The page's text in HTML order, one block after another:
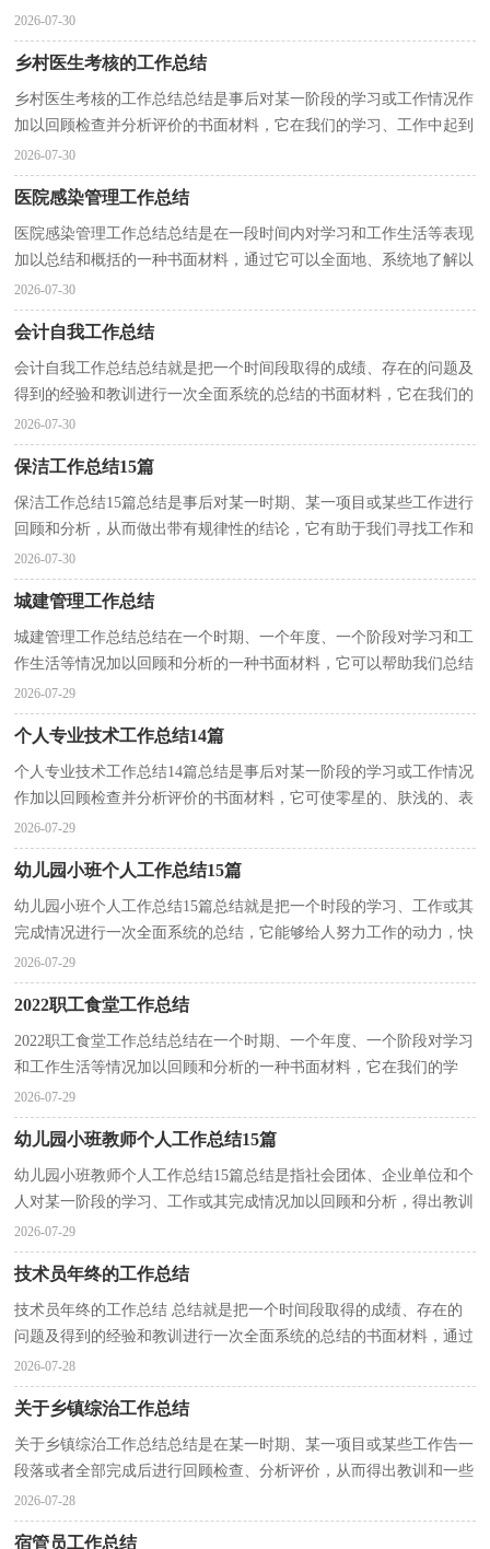
点，突破难点，让我们一起认真地写一份总结吧。我们该...
2026-07-30
乡村医生考核的工作总结
乡村医生考核的工作总结总结是事后对某一阶段的学习或工作情况作
加以回顾检查并分析评价的书面材料，它在我们的学习、工作中起到
呈上启下的作用，不妨让我们认真地完成总结吧。...
2026-07-30
医院感染管理工作总结
医院感染管理工作总结总结是在一段时间内对学习和工作生活等表现
加以总结和概括的一种书面材料，通过它可以全面地、系统地了解以
往的学习和工作情况，不妨让我们认真地完成总结...
2026-07-30
会计自我工作总结
会计自我工作总结总结就是把一个时间段取得的成绩、存在的问题及
得到的经验和教训进行一次全面系统的总结的书面材料，它在我们的
学习、工作中起到呈上启下的作用，让我们一起认...
2026-07-30
保洁工作总结15篇
保洁工作总结15篇总结是事后对某一时期、某一项目或某些工作进行
回顾和分析，从而做出带有规律性的结论，它有助于我们寻找工作和
事物发展的规律，从而掌握并运用这些规律，不如立即...
2026-07-30
城建管理工作总结
城建管理工作总结总结在一个时期、一个年度、一个阶段对学习和工
作生活等情况加以回顾和分析的一种书面材料，它可以帮助我们总结
以往思想，发扬成绩，因此我们要做好归纳，写好总结...
2026-07-29
个人专业技术工作总结14篇
个人专业技术工作总结14篇总结是事后对某一阶段的学习或工作情况
作加以回顾检查并分析评价的书面材料，它可使零星的、肤浅的、表
面的感性认知上升到全面的、系统的、本质的理...
2026-07-29
幼儿园小班个人工作总结15篇
幼儿园小班个人工作总结15篇总结就是把一个时段的学习、工作或其
完成情况进行一次全面系统的总结，它能够给人努力工作的动力，快
快来写一份总结吧。总结一般是怎么写的呢？下面是...
2026-07-29
2022职工食堂工作总结
2022职工食堂工作总结总结在一个时期、一个年度、一个阶段对学习
和工作生活等情况加以回顾和分析的一种书面材料，它在我们的学
习、工作中起到呈上启下的作用，为此我们要做好回...
2026-07-29
幼儿园小班教师个人工作总结15篇
幼儿园小班教师个人工作总结15篇总结是指社会团体、企业单位和个
人对某一阶段的学习、工作或其完成情况加以回顾和分析，得出教训
和一些规律性认识的一种书面材料，它可以使我们...
2026-07-29
技术员年终的工作总结
技术员年终的工作总结 总结就是把一个时间段取得的成绩、存在的
问题及得到的经验和教训进行一次全面系统的总结的书面材料，通过
它可以正确认识以往学习和工作中的优缺点，因此...
2026-07-28
关于乡镇综治工作总结
关于乡镇综治工作总结总结是在某一时期、某一项目或某些工作告一
段落或者全部完成后进行回顾检查、分析评价，从而得出教训和一些
规律性认识的一种书面材料，它可使零星的、肤浅...
2026-07-28
宿管员工作总结